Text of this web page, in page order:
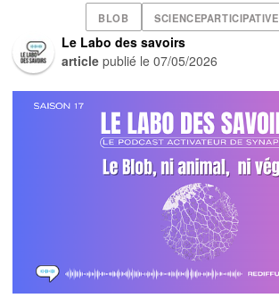
BLOB SCIENCEPARTICIPATIVE
Le Labo des savoirs
article publié le07/05/2026